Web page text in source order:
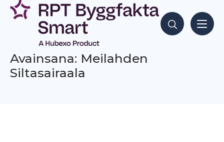
Siirry
sisältöön
Hae sisältöjä
Avainsana: Meilahden
Siltasairaala